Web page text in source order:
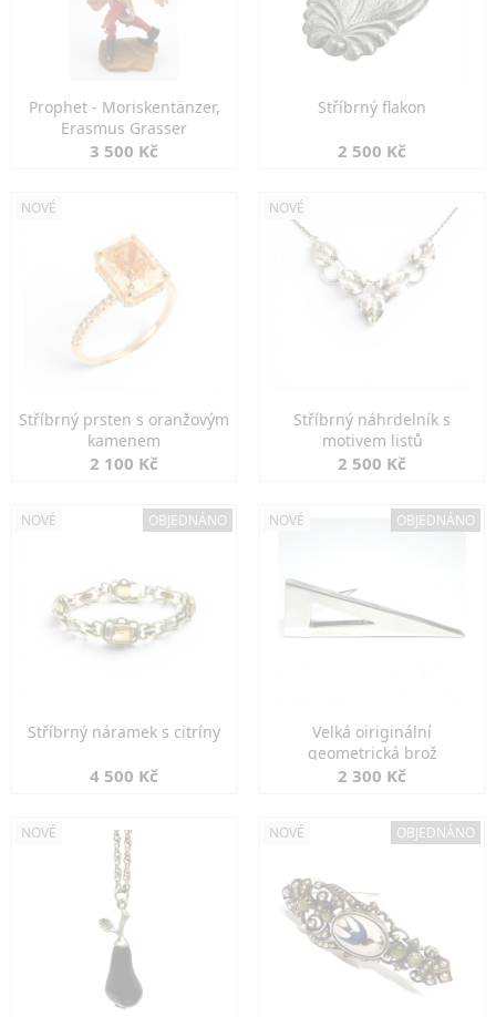
Prophet - Moriskentänzer,
Erasmus Grasser
3 500 Kč
Stříbrný flakon
2 500 Kč
NOVÉ
Stříbrný prsten s oranžovým
kamenem
2 100 Kč
NOVÉ
Stříbrný náhrdelník s
motivem listů
2 500 Kč
NOVÉ OBJEDNÁNO
Stříbrný náramek s citríny
4 500 Kč
NOVÉ OBJEDNÁNO
Velká oiriginální
geometrická brož
2 300 Kč
NOVÉ NOVÉ OBJEDNÁNO